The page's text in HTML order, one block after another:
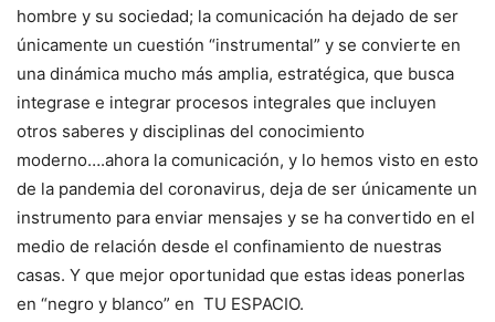
hombre y su sociedad; la comunicación ha dejado de ser
únicamente un cuestión “instrumental” y se convierte en
una dinámica mucho más amplia, estratégica, que busca
integrase e integrar procesos integrales que incluyen
otros saberes y disciplinas del conocimiento
moderno….ahora la comunicación, y lo hemos visto en esto
de la pandemia del coronavirus, deja de ser únicamente un
instrumento para enviar mensajes y se ha convertido en el
medio de relación desde el confinamiento de nuestras
casas. Y que mejor oportunidad que estas ideas ponerlas
en “negro y blanco” en TU ESPACIO.